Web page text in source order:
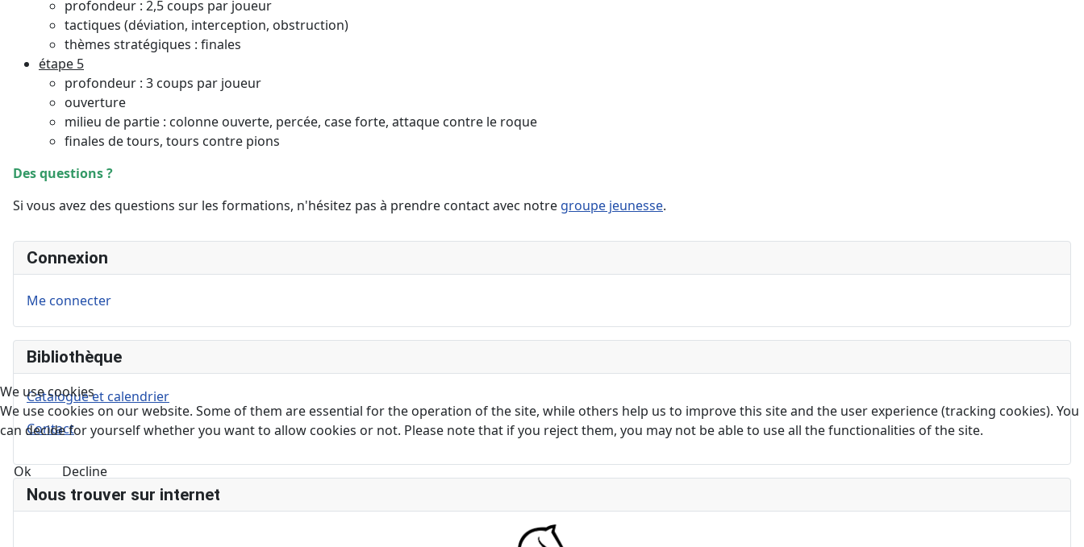
profondeur : 2,5 coups par joueur
tactiques (déviation, interception, obstruction)
thèmes stratégiques : finales
étape 5
profondeur : 3 coups par joueur
ouverture
milieu de partie : colonne ouverte, percée, case forte, attaque contre le roque
finales de tours, tours contre pions
Des questions ?
Si vous avez des questions sur les formations, n'hésitez pas à prendre contact avec notre groupe jeunesse.
Connexion
Me connecter
Bibliothèque
Catalogue et calendrier
Contact
Nous trouver sur internet
We use cookies
We use cookies on our website. Some of them are essential for the operation of the site, while others help us to improve this site and the user experience (tracking cookies). You
can decide for yourself whether you want to allow cookies or not. Please note that if you reject them, you may not be able to use all the functionalities of the site.
Ok Decline